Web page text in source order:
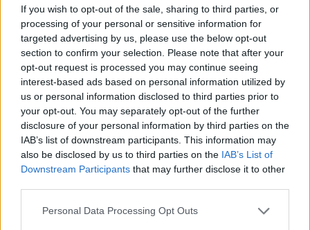
If you wish to opt-out of the sale, sharing to third parties, or
processing of your personal or sensitive information for
targeted advertising by us, please use the below opt-out
section to confirm your selection. Please note that after your
opt-out request is processed you may continue seeing
interest-based ads based on personal information utilized by
us or personal information disclosed to third parties prior to
your opt-out. You may separately opt-out of the further
disclosure of your personal information by third parties on the
IAB’s list of downstream participants. This information may
also be disclosed by us to third parties on the IAB’s List of
Downstream Participants that may further disclose it to other
Personal Data Processing Opt Outs
accordo con il Brighton. Ricordando il loro interesse nel
trasferimento, Cucurella ha detto a Informe: “Il Manchester
City mi voleva prima che arrivassi al Chelsea. Stavano
andando benissimo, una delle migliori squadre al mondo.
Volevo andarmene dal Brighton. QuandoGuardiola
chiama, vai da lui in ginocchio. Ma i club non sono riusciti
a trovare un accordo.”
Il City era appena riuscito a conquistare il titolo di Premier
League all’inizio del 2022, quando Cucurella lasciò i
Seagulls. La squadra di Guardiola aveva anche raggiunto
le semifinali di Champions League e avrebbe vinto il
triplete la stagione successiva. Cosa che Cucurella
proverà a fare con il Chelsea.